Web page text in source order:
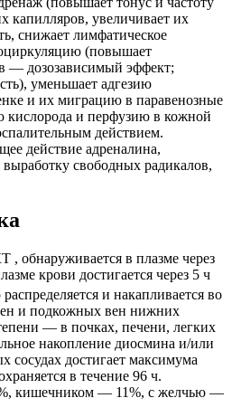
капилляров, увеличивает их
снижает лимфатическое
(повышает
— дозозависимый эффект;
уменьшает адгезию
и их миграцию в паравенозные
кислорода и перфузию в кожной
действием.
действие адреналина,
свободных радикалов,
, обнаруживается в плазме через
крови достигается через 5 ч
и накапливается во
и подкожных вен нижних
— в почках, печени, легких
накопление диосмина и/или
сосудах достигает максимума
в течение 96 ч.
кишечником — 11%, с желчью —